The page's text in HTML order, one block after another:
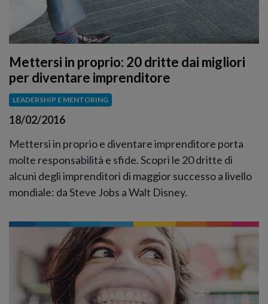
Mettersi in proprio: 20 dritte dai migliori
per diventare imprenditore
LEADERSHIP E MENTORING
18/02/2016
Mettersi in proprio e diventare imprenditore porta
molte responsabilità e sfide. Scopri le 20 dritte di
alcuni degli imprenditori di maggior successo a livello
mondiale: da Steve Jobs a Walt Disney.